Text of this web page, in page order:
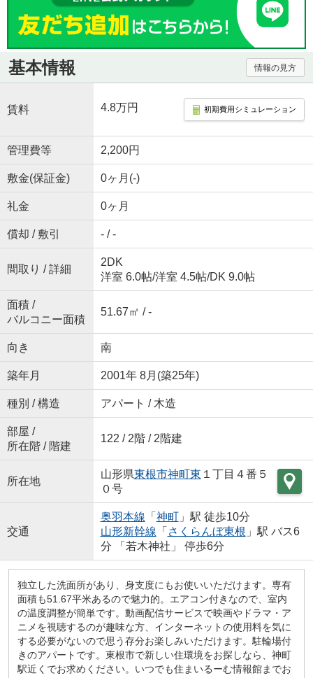
基本情報 情報の見方
賃料 4.8万円 初期費用シミュレーション
管理費等 2,200円
敷金(保証金) 0ヶ月(-)
礼金 0ヶ月
償却 / 敷引 - / -
間取り / 詳細
2DK
洋室 6.0帖/洋室 4.5帖/DK 9.0帖
面積 /
バルコニー面積
51.67㎡ / -
向き 南
築年月 2001年 8月(築25年)
種別 / 構造 アパート / 木造
部屋 /
所在階 / 階建
122 / 2階 / 2階建
所在地
山形県東根市神町東 １丁目４番５
０号
交通
奥羽本線 「 神町」駅 徒歩10分
山形新幹線 「 さくらんぼ東根 」駅 バス6
分 「若木神社」 停歩6分
独立した洗面所があり、身支度にもお使いいただけます。専有
面積も51.67平米あるので魅力的。エアコン付きなので、室内
の温度調整が簡単です。動画配信サービスで映画やドラマ・ア
ニメを視聴するのが趣味な方、インターネットの使用料を気に
する必要がないので思う存分お楽しみいただけます。駐輪場付
きのアパートです。東根市で新しい住環境をお探しなら、神町
駅近くでお求めください。いつでも住まいるーむ情報館までお